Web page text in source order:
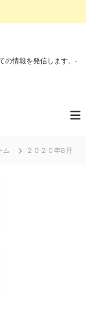
の情報を発信します。-
ム ２０２０年8月